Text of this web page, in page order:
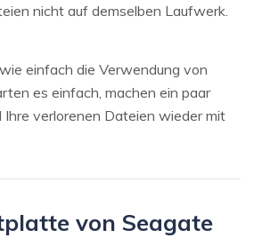
nicht auf demselben Laufwerk.
einfach die Verwendung von
es einfach, machen ein paar
Ihre verlorenen Dateien wieder mit
von Seagate